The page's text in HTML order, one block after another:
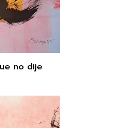
no dije